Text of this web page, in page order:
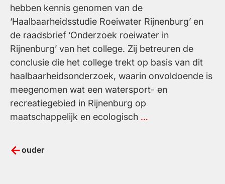
hebben kennis genomen van de
‘Haalbaarheidsstudie Roeiwater Rijnenburg’ en
de raadsbrief ‘Onderzoek roeiwater in
Rijnenburg’ van het college. Zij betreuren de
conclusie die het college trekt op basis van dit
haalbaarheidsonderzoek, waarin onvoldoende is
meegenomen wat een watersport- en
recreatiegebied in Rijnenburg op
maatschappelijk en ecologisch …
Berichtennavigatie
ouder